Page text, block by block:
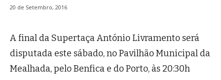
20 de Setembro, 2016
A final da Supertaça António Livramento será
disputada este sábado, no Pavilhão Municipal da
Mealhada, pelo Benfica e do Porto, às 20:30h